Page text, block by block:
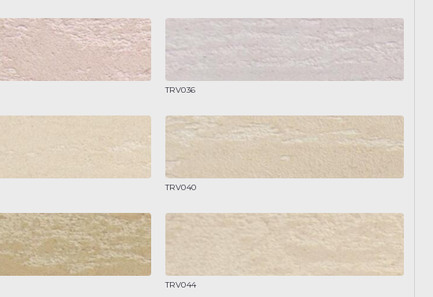
TRV036
TRV040
TRV044